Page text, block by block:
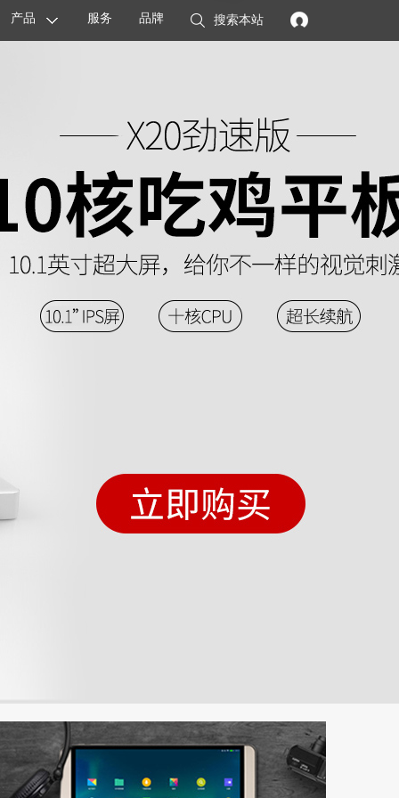
搜索本站
品牌
服务
产品
主板 智能设备 配件